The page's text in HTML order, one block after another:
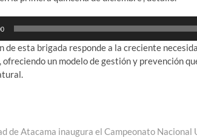
de esta brigada responde a la creciente
un modelo de gestión y prevención
de Atacama inaugura el Campeonato